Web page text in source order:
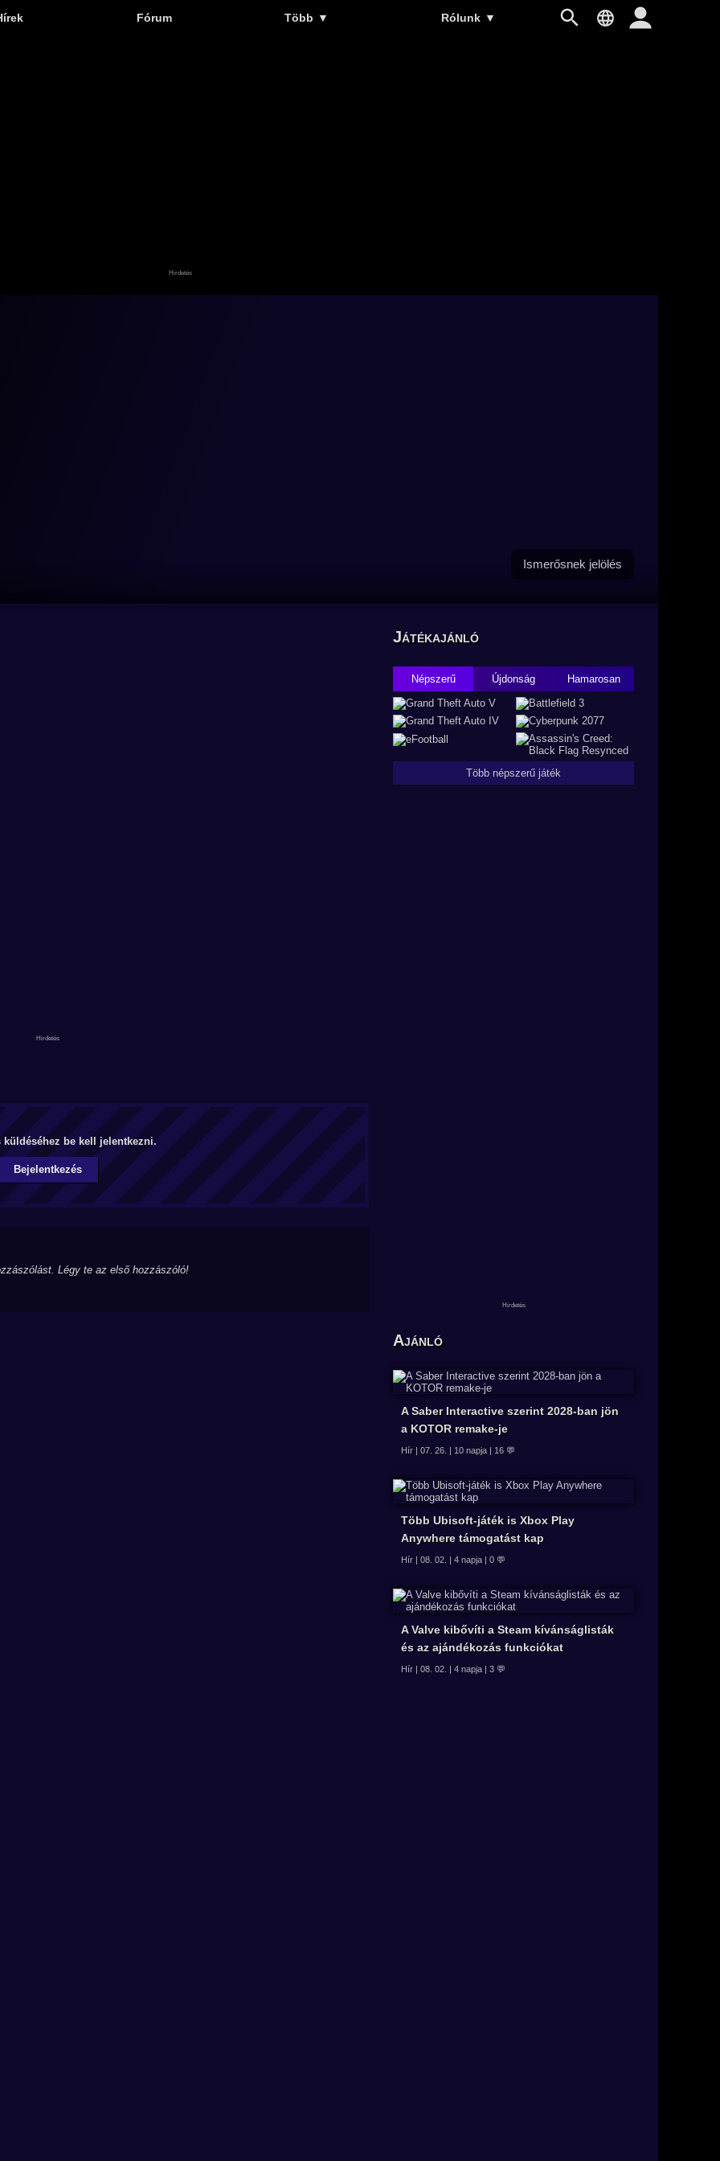
Fórum Több ▼ Rólunk ▼
Ismerősnek jelölés
küldéséhez be kell jelentkezni.
Bejelentkezés
Légy te az első hozzászóló!
Játékajánló
Népszerű Újdonság Hamarosan
Több népszerű játék
Ajánló
A Saber Interactive szerint 2028-ban jön
a KOTOR remake-je
Hír | 07. 26. | 10 napja | 16 💬
Több Ubisoft-játék is Xbox Play
Anywhere támogatást kap
Hír | 08. 02. | 4 napja | 0 💬
A Valve kibővíti a Steam kívánságlisták
és az ajándékozás funkciókat
Hír | 08. 02. | 4 napja | 3 💬